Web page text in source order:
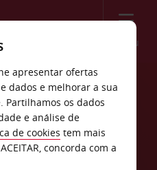
Menu
Mosnov
apresentar ofertas
dados e melhorar a sua
Partilhamos os dados
e análise de
de cookies tem mais
concorda com a